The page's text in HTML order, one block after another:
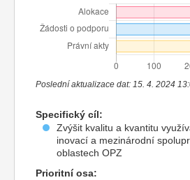
Poslední aktualizace dat: 15. 4. 2024
Specifický cíl:
Zvýšit kvalitu a kvantitu
inovací a mezinárodní
oblastech OPZ
Prioritní osa: